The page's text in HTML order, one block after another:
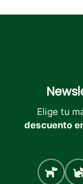
Elige tu
descuento
Perro